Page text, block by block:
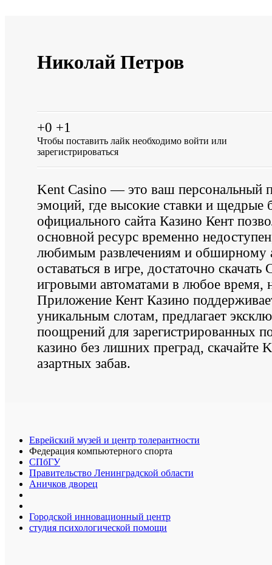
Николай Петров
+0 +1
Чтобы поставить лайк необходимо войти или
зарегистрироваться
Kent Casino — это ваш персональный
эмоций, где высокие ставки и щедрые
официального сайта Казино Кент
основной ресурс временно
любимым развлечениям и обширному
оставаться в игре, достаточно
игровыми автоматами в любое время,
Приложение Кент Казино
уникальным слотам, предлагает
поощрений для зарегистрированных
казино без лишних преград, скачайте
азартных забав.
Еврейский музей и центр толерантности
Федерация компьютерного спорта
СПбГУ
Правительство Ленинградской области
Аничков дворец
Городской инновационный центр
студия психологической помощи